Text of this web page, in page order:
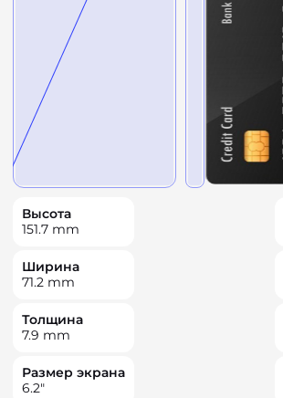
Высота
151.7 mm
Ширина
71.2 mm
Толщина
7.9 mm
Размер экрана
6.2"